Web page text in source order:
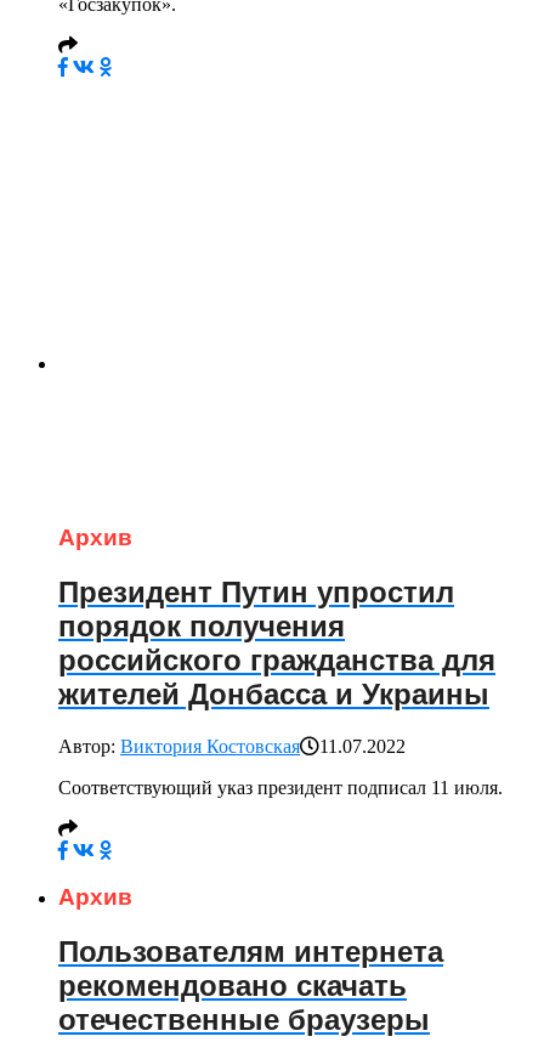
«Госзакупок».
Архив
Президент Путин упростил
порядок получения
российского гражданства для
жителей Донбасса и Украины
Автор: Виктория Костовская
11.07.2022
Соответствующий указ президент подписал 11 июля.
Архив
Пользователям интернета
рекомендовано скачать
отечественные браузеры